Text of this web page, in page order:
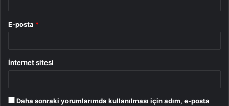
E-posta *
İnternet sitesi
Daha sonraki yorumlarımda kullanılması için adım, e-posta